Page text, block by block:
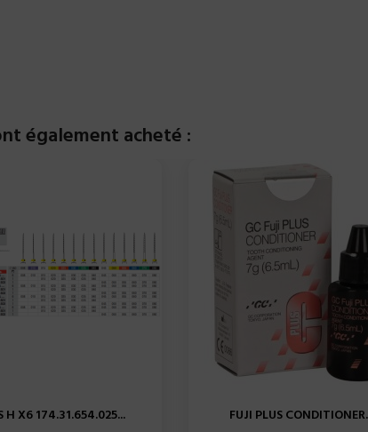
également acheté :
H X6 174.31.654.025...
FUJI PLUS